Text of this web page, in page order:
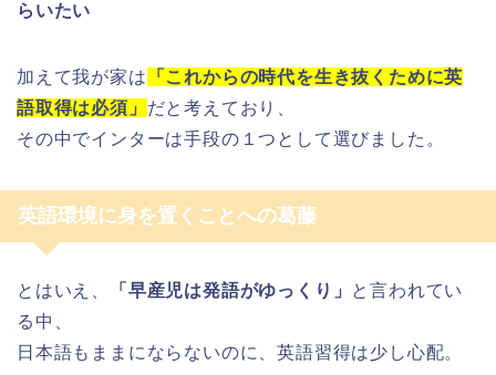
らいたい
加えて我が家は 「これからの時代を生き抜くために英
語取得は必須」 だと考えており、
その中でインターは手段の１つとして選びました。
英語環境に身を置くことへの葛藤
とはいえ、 「早産児は発語がゆっくり」 と言われてい
る中、
日本語もままにならないのに、英語習得は少し心配。